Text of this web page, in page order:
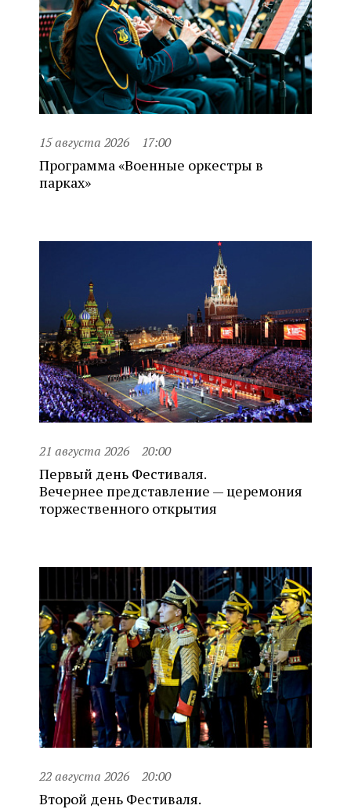
15 августа 2026 17:00
Программа «Военные оркестры в
парках»
21 августа 2026 20:00
Первый день Фестиваля.
Вечернее представление — церемония
торжественного открытия
22 августа 2026 20:00
Второй день Фестиваля.